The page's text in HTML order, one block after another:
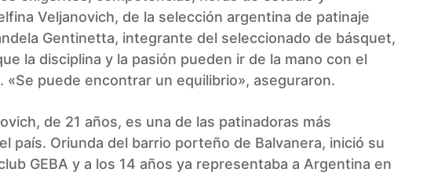
Veljanovich, de la selección argentina de patinaje
Gentinetta, integrante del seleccionado de básquet,
la disciplina y la pasión pueden ir de la mano con el
«Se puede encontrar un equilibrio», aseguraron.
de 21 años, es una de las patinadoras más
país. Oriunda del barrio porteño de Balvanera, inició su
GEBA y a los 14 años ya representaba a Argentina en